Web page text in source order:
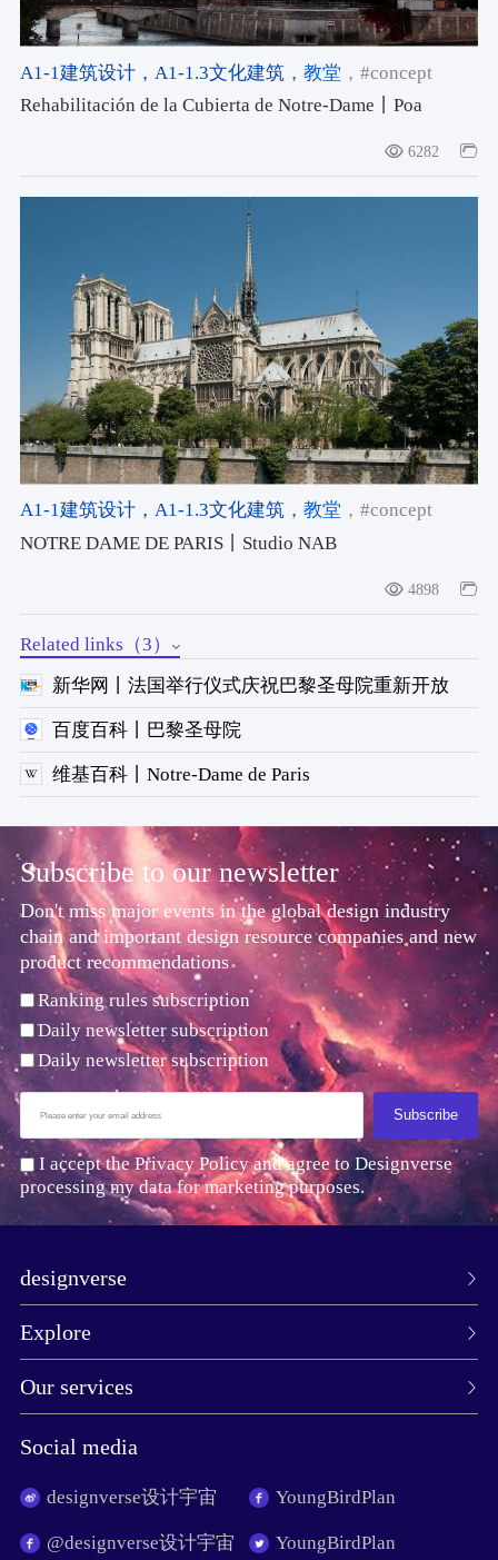
A1-1建筑设计，A1-1.3文化建筑，教堂 ，#concept
Rehabilitación de la Cubierta de Notre-Dame丨Poa
6282
A1-1建筑设计，A1-1.3文化建筑，教堂 ，#concept
NOTRE DAME DE PARIS丨Studio NAB
4898
Related links（3）
新华网丨法国举行仪式庆祝巴黎圣母院重新开放
百度百科丨巴黎圣母院
维基百科丨Notre-Dame de Paris
Subscribe to our newsletter
Don't miss major events in the global design industry
chain and important design resource companies and new
product recommendations
Ranking rules subscription
Daily newsletter subscription
Daily newsletter subscription
Subscribe
I accept the Privacy Policy and agree to Designverse
processing my data for marketing purposes.
designverse
Explore
Our services
Social media
designverse设计宇宙
@designverse设计宇宙
YoungBirdPlan
YoungBirdPlan